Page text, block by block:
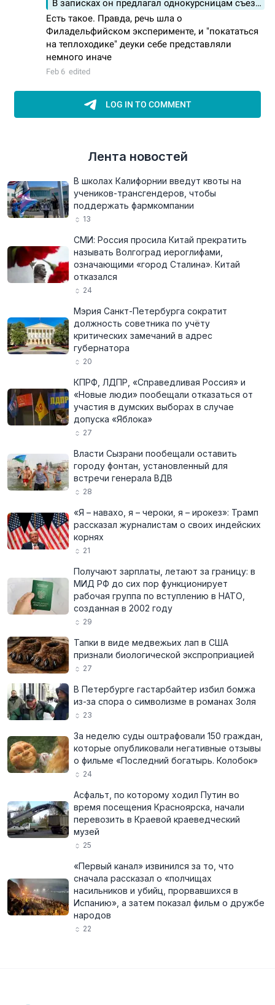
Лента новостей
В школах Калифорнии введут квоты на
учеников-трансгендеров, чтобы
поддержать фармкомпании
13
СМИ: Россия просила Китай прекратить
называть Волгоград иероглифами,
означающими «город Сталина». Китай
отказался
24
Мэрия Санкт-Петербурга сократит
должность советника по учёту
критических замечаний в адрес
губернатора
20
КПРФ, ЛДПР, «Справедливая Россия» и
«Новые люди» пообещали отказаться от
участия в думских выборах в случае
допуска «Яблока»
27
Власти Сызрани пообещали оставить
городу фонтан, установленный для
встречи генерала ВДВ
28
«Я – навахо, я – чероки, я – ирокез»: Трамп
рассказал журналистам о своих индейских
корнях
21
Получают зарплаты, летают за границу: в
МИД РФ до сих пор функционирует
рабочая группа по вступлению в НАТО,
созданная в 2002 году
29
Тапки в виде медвежьих лап в США
признали биологической экспроприацией
27
В Петербурге гастарбайтер избил бомжа
из-за спора о символизме в романах Золя
23
За неделю суды оштрафовали 150 граждан,
которые опубликовали негативные отзывы
о фильме «Последний богатырь. Колобок»
24
Асфальт, по которому ходил Путин во
время посещения Красноярска, начали
перевозить в Краевой краеведческий
музей
25
«Первый канал» извинился за то, что
сначала рассказал о «полчищах
насильников и убийц, прорвавшихся в
Испанию», а затем показал фильм о дружбе
народов
22